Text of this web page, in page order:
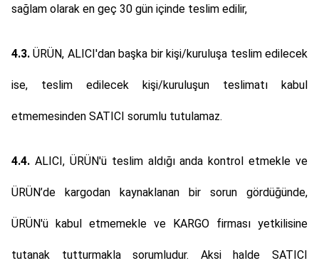
sağlam olarak en geç 30 gün içinde teslim edilir,
4.3. ÜRÜN, ALICI'dan başka bir kişi/kuruluşa teslim edilecek
ise, teslim edilecek kişi/kuruluşun teslimatı kabul
etmemesinden SATICI sorumlu tutulamaz.
4.4. ALICI, ÜRÜN'ü teslim aldığı anda kontrol etmekle ve
ÜRÜN’de kargodan kaynaklanan bir sorun gördüğünde,
ÜRÜN'ü kabul etmemekle ve KARGO firması yetkilisine
tutanak tutturmakla sorumludur. Aksi halde SATICI